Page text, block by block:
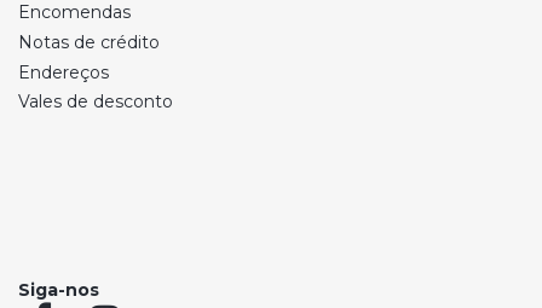
Encomendas
Notas de crédito
Endereços
Vales de desconto
Siga-nos